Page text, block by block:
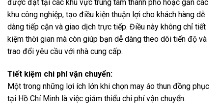
được đặt tại các khu vực trung tâm thành phố hoặc gần các
khu công nghiệp, tạo điều kiện thuận lợi cho khách hàng dễ
dàng tiếp cận và giao dịch trực tiếp. Điều này không chỉ tiết
kiệm thời gian mà còn giúp bạn dễ dàng theo dõi tiến độ và
trao đổi yêu cầu với nhà cung cấp.
Tiết kiệm chi phí vận chuyển:
Một trong những lợi ích lớn khi chọn may áo thun đồng phục
tại Hồ Chí Minh là việc giảm thiểu chi phí vận chuyển.